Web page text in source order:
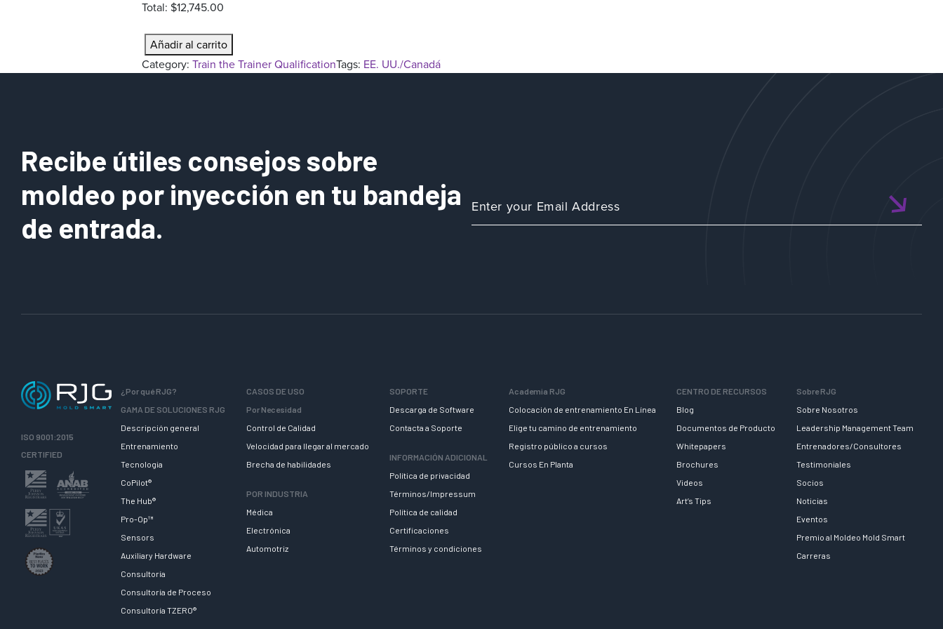
n
Total: $12,745.00
r
a
r
i
f
i
c
a
t
i
o
n
:
p
Añadir al carrito
Category: Train the Trainer QualificationTags: EE. UU./Canadá
Recibe útiles consejos sobre
moldeo por inyección en tu bandeja
de entrada.
ISO 9001:2015
CERTIFIED
¿Por qué RJG?
GAMA DE SOLUCIONES RJG
Descripción general
Entrenamiento
Tecnologia
CoPilot®
The Hub®
Pro-Op™
Sensors
Auxiliary Hardware
Consultoría
Consultoría de Proceso
Consultoría TZERO®
CASOS DE USO
Por Necesidad
Control de Calidad
Velocidad para llegar al mercado
Brecha de habilidades
POR INDUSTRIA
Médica
Electrónica
Automotriz
SOPORTE
Descarga de Software
Contacta a Soporte
INFORMACIÓN ADICIONAL
Política de privacidad
Términos/Impressum
Política de calidad
Certificaciones
Términos y condiciones
Academia RJG
Colocación de entrenamiento En Línea
Elige tu camino de entrenamiento
Registro público a cursos
Cursos En Planta
CENTRO DE RECURSOS
Blog
Documentos de Producto
Whitepapers
Brochures
Videos
Art’s Tips
Sobre RJG
Sobre Nosotros
Leadership Management Team
Entrenadores/Consultores
Testimoniales
Socios
Noticias
Eventos
Premio al Moldeo Mold Smart
Carreras